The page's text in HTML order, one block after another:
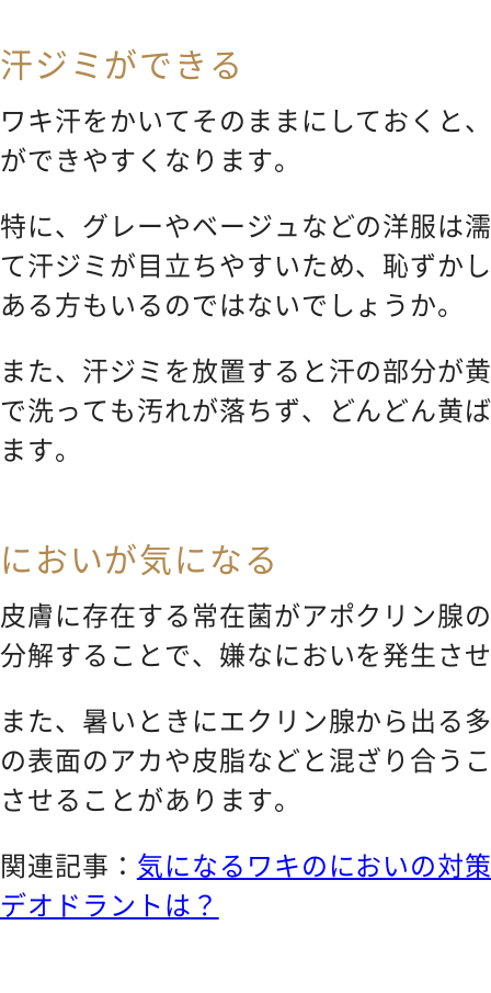
汗ジミができる
ワキ汗をかいてそのままにしておくと
ができやすくなります。
特に、グレーやベージュなどの洋服は
て汗ジミが目立ちやすいため、恥ずか
ある方もいるのではないでしょうか。
また、汗ジミを放置すると汗の部分が
で洗っても汚れが落ちず、どんどん黄
ます。
においが気になる
皮膚に存在する常在菌がアポクリン腺
分解することで、嫌なにおいを発生さ
また、暑いときにエクリン腺から出る
の表面のアカや皮脂などと混ざり合う
させることがあります。
関連記事： 気になるワキのにおいの対
デオドラントは？